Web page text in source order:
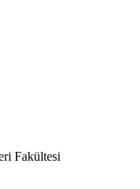
Fakültesi